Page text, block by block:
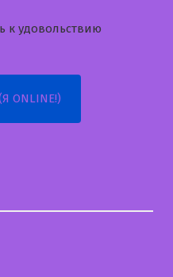
к удовольствию
ONLINE!)